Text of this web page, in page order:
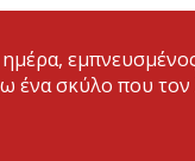
ημέρα,
ένα σκύλο που